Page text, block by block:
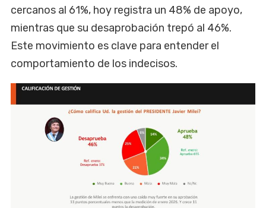
cercanos al 61%, hoy registra un 48% de apoyo,
mientras que su desaprobación trepó al 46%.
Este movimiento es clave para entender el
comportamiento de los indecisos.